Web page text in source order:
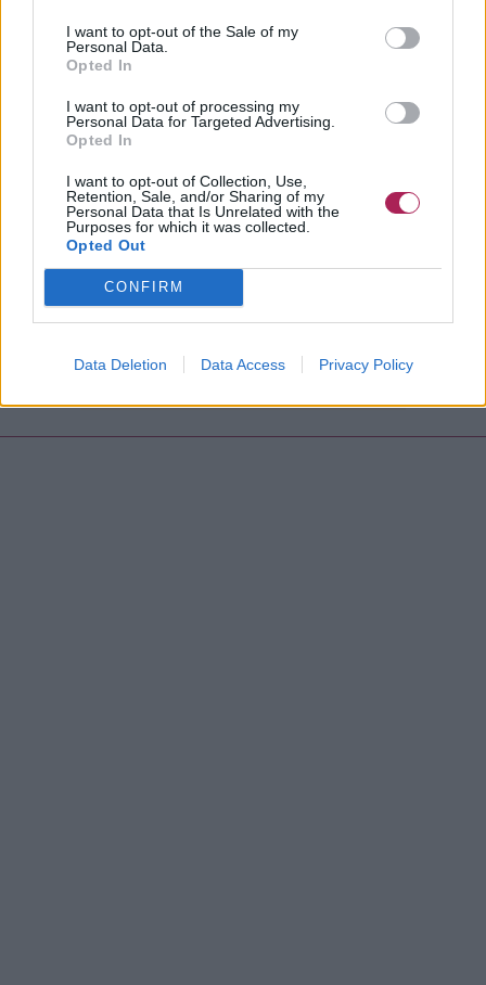
I want to opt-out of the Sale of my
Personal Data.
Opted In
I want to opt-out of processing my
Personal Data for Targeted Advertising.
Opted In
I want to opt-out of Collection, Use,
Retention, Sale, and/or Sharing of my
Personal Data that Is Unrelated with the
Purposes for which it was collected.
Opted Out
CONFIRM
Data Deletion Data Access Privacy Policy